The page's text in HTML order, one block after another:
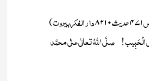
۴۷۱حدیث۸۲۱۰دار الفکر بیروت)
الْحَبِیب! صلَّی اللّٰہُ تعالٰی علٰی محمَّد